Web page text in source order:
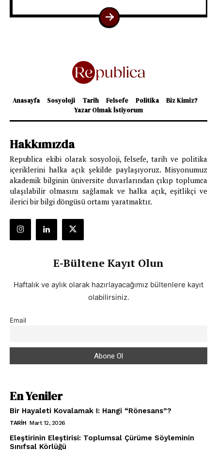
Anasayfa Sosyoloji Tarih Felsefe Politika
Biz Kimiz?
Yazar Olmak İstiyorum
Hakkımızda
Republica ekibi olarak sosyoloji, felsefe, tarih ve politika
içeriklerini halka açık şekilde paylaşıyoruz. Misyonumuz
akademik bilginin üniversite duvarlarından çıkıp toplumca
ulaşılabilir olmasını sağlamak ve halka açık, eşitlikçi ve
ilerici bir bilgi döngüsü ortamı yaratmaktır.
E-Bültene Kayıt Olun
Haftalık ve aylık olarak hazırlayacağımız bültenlere kayıt
olabilirsiniz.
Email
En Yeniler
Bir Hayaleti Kovalamak I: Hangi “Rönesans”?
TARIH Mart 12, 2026
Eleştirinin Eleştirisi: Toplumsal Çürüme Söyleminin
Sınıfsal Körlüğü